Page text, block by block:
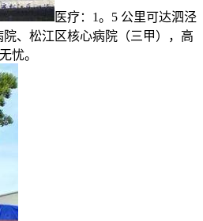
医疗：1。5 公里可达泗泾
、松江区核心病院（三甲），高
忧。